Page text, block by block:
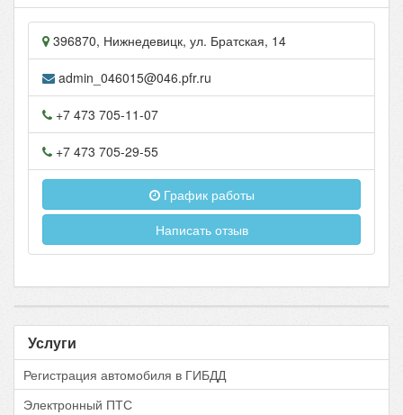
396870, Нижнедевицк, ул. Братская, 14
admin_046015@046.pfr.ru
+7 473 705-11-07
+7 473 705-29-55
График работы
Написать отзыв
Услуги
Регистрация автомобиля в ГИБДД
Электронный ПТС